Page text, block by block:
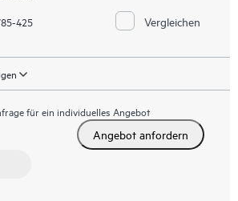
425 Vergleichen
für ein individuelles Angebot
Angebot anfordern